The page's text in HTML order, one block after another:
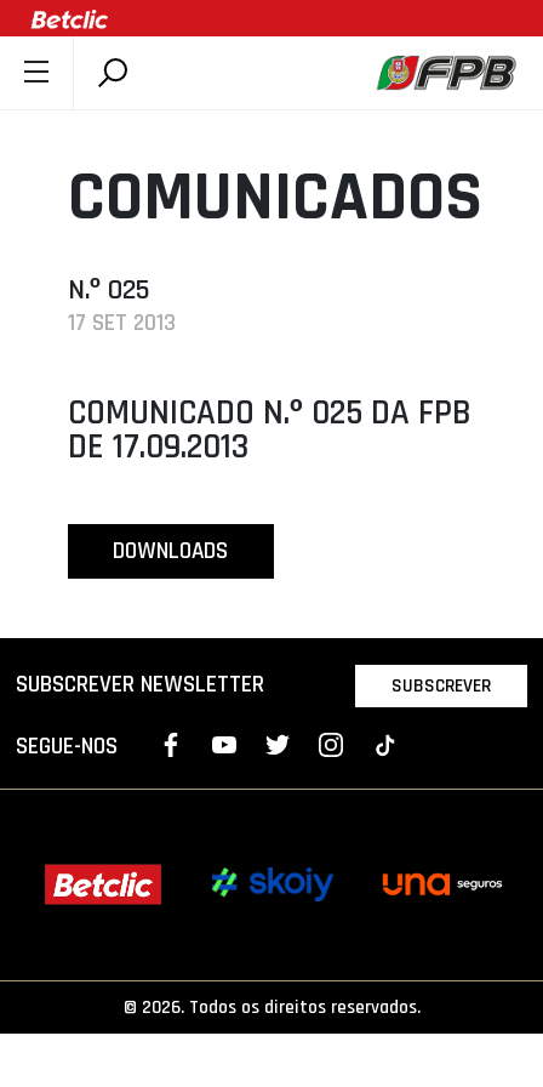
DOCUMENTOS
ÚLTIMAS
ASSOCIAÇÕES
CLUBES
AGENDA
SELEÇÕES
ÁREA TÉCNICA
PROJETOS
LIGA BETCLIC FEMININA
COMUNICADOS
N.º 025
17 SET 2013
COMUNICADO N.º 025 DA FPB
DE 17.09.2013
DOWNLOADS
SUBSCREVER NEWSLETTER SUBSCREVER
SEGUE-NOS
© 2026. Todos os direitos reservados.